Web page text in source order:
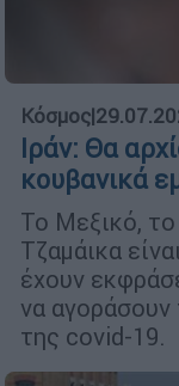
Κόσμος|
Ιράν: Θα
κουβανικά
Το Μεξικό, το
Τζαμάικα
έχουν
να αγοράσουν
της covid-19.